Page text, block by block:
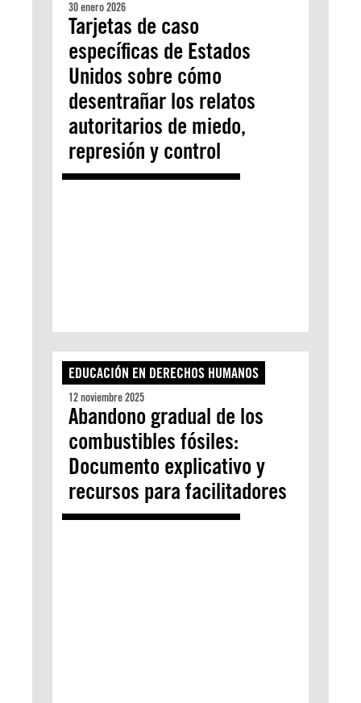
30 enero 2026
Tarjetas de caso
específicas de Estados
Unidos sobre cómo
desentrañar los relatos
autoritarios de miedo,
represión y control
EDUCACIÓN EN DERECHOS HUMANOS
12 noviembre 2025
Abandono gradual de los
combustibles fósiles:
Documento explicativo y
recursos para facilitadores